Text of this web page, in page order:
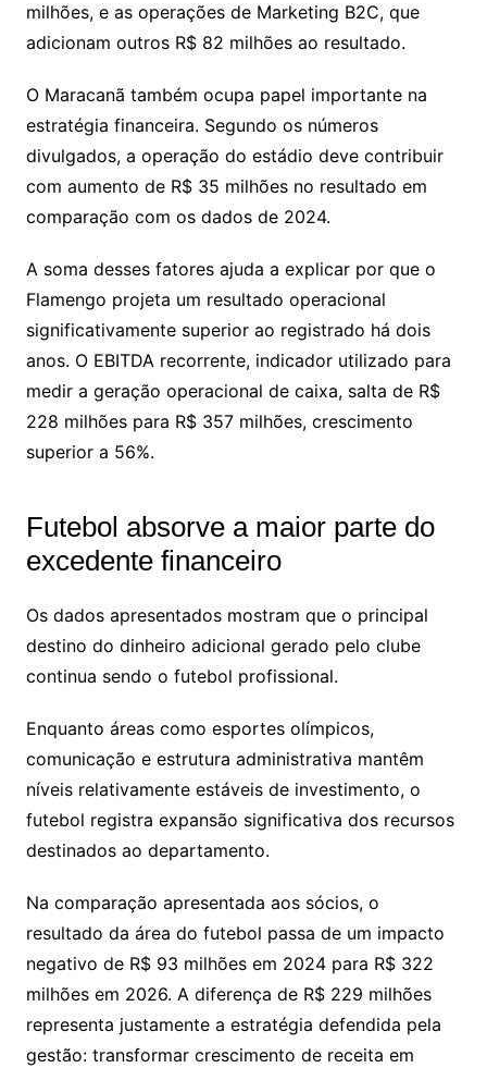
milhões, e as operações de Marketing B2C, que
adicionam outros R$ 82 milhões ao resultado.
O Maracanã também ocupa papel importante na
estratégia financeira. Segundo os números
divulgados, a operação do estádio deve contribuir
com aumento de R$ 35 milhões no resultado em
comparação com os dados de 2024.
A soma desses fatores ajuda a explicar por que o
Flamengo projeta um resultado operacional
significativamente superior ao registrado há dois
anos. O EBITDA recorrente, indicador utilizado para
medir a geração operacional de caixa, salta de R$
228 milhões para R$ 357 milhões, crescimento
superior a 56%.
Futebol absorve a maior parte do
excedente financeiro
Os dados apresentados mostram que o principal
destino do dinheiro adicional gerado pelo clube
continua sendo o futebol profissional.
Enquanto áreas como esportes olímpicos,
comunicação e estrutura administrativa mantêm
níveis relativamente estáveis de investimento, o
futebol registra expansão significativa dos recursos
destinados ao departamento.
Na comparação apresentada aos sócios, o
resultado da área do futebol passa de um impacto
negativo de R$ 93 milhões em 2024 para R$ 322
milhões em 2026. A diferença de R$ 229 milhões
representa justamente a estratégia defendida pela
gestão: transformar crescimento de receita em